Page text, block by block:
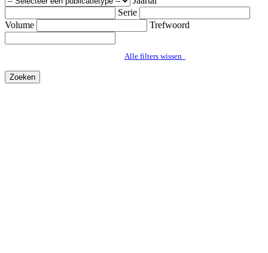
Serie
Volume
Trefwoord
Alle filters wissen